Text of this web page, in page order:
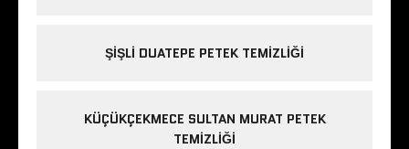
ŞIŞLI DUATEPE PETEK TEMIZLIĞI
KÜÇÜKÇEKMECE SULTAN MURAT PETEK
TEMIZLIĞI